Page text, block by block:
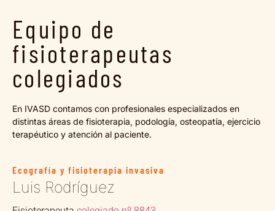
Equipo de
fisioterapeutas
colegiados
En IVASD contamos con profesionales especializados en
distintas áreas de fisioterapia, podología, osteopatía, ejercicio
terapéutico y atención al paciente.
Ecografía y fisioterapia invasiva
Luis Rodríguez